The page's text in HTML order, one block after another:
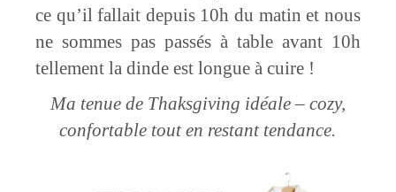
ce qu’il fallait depuis 10h du matin et nous
ne sommes pas passés à table avant 10h
tellement la dinde est longue à cuire !
Ma tenue de Thaksgiving idéale – cozy,
confortable tout en restant tendance.